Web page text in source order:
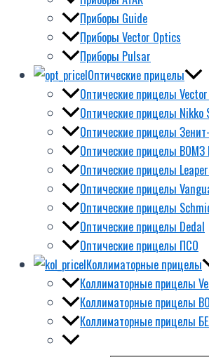
Приборы Guide
Приборы Vector Optics
Приборы Pulsar
Оптические прицелы
Оптические прицелы
Оптические прицелы
Оптические прицелы
Оптические прицелы
Оптические прицелы
Оптические прицелы
Оптические прицелы
Оптические прицелы Dedal
Оптические прицелы ПСО
Коллиматорные прицелы
Коллиматорные прицелы
Коллиматорные прицелы
Коллиматорные прицелы